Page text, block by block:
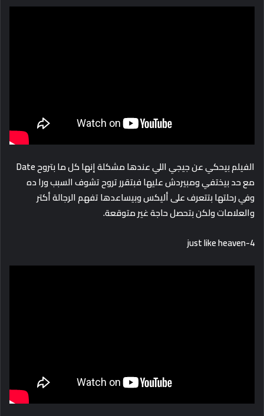
الفيلم بيحكي عن جيجي اللي عندها مشكلة إنها كل ما بتروح Date
مع حد بيختفي ومبيردش عليها فبتقرر تروح تشوف السبب ورا ده
وفي رحلتها بتتعرف على أليكس وبيساعدها تفهم الرجالة أكتر
والعلامات ولكن بتحصل حاجة غير متوقعة.
4-just like heaven